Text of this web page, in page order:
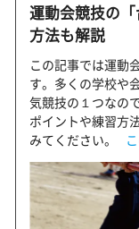
運動会競技の
方法も解説
この記事では運動
す。多くの学校や
気競技の１つなの
ポイントや練習方
みてください。